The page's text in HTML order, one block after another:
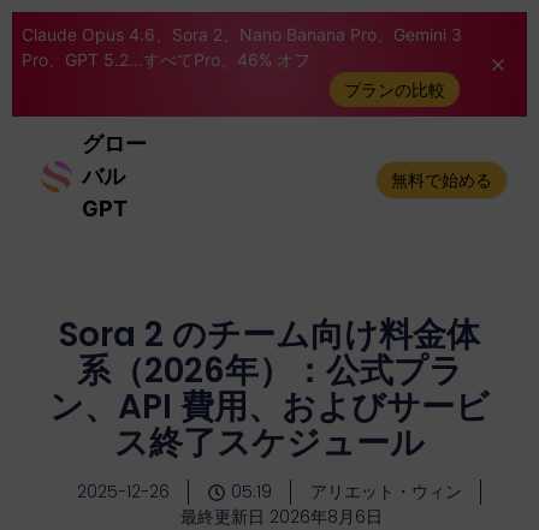
Claude Opus 4.6、Sora 2、Nano Banana Pro、Gemini 3
Pro、GPT 5.2...すべてPro。46% オフ
プランの比較
グロー
バル
GPT
無料で始める
Sora 2 のチーム向け料金体
系（2026年）：公式プラ
ン、API 費用、およびサービ
ス終了スケジュール
2025-12-26 05:19
アリエット・ウィン
最終更新日 2026年8月6日